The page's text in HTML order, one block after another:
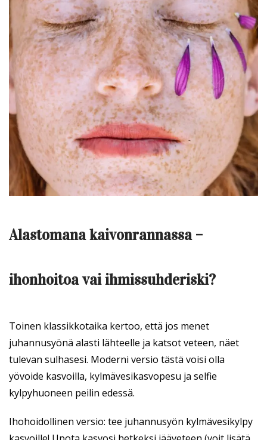
Alastomana kaivonrannassa –
ihonhoitoa vai ihmissuhderiski?
Toinen klassikkotaika kertoo, että jos menet
juhannusyönä alasti lähteelle ja katsot veteen, näet
tulevan sulhasesi. Moderni versio tästä voisi olla
yövoide kasvoilla, kylmävesikasvopesu ja selfie
kylpyhuoneen peilin edessä.
Ihohoidollinen versio: tee juhannusyön kylmävesikylpy